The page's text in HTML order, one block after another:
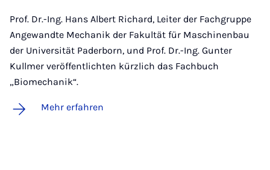
Prof. Dr.-Ing. Hans Albert Richard, Leiter der Fachgruppe
Angewandte Mechanik der Fakultät für Maschinenbau
der Universität Paderborn, und Prof. Dr.-Ing. Gunter
Kullmer veröffentlichten kürzlich das Fachbuch
„Biomechanik“.
Mehr erfahren